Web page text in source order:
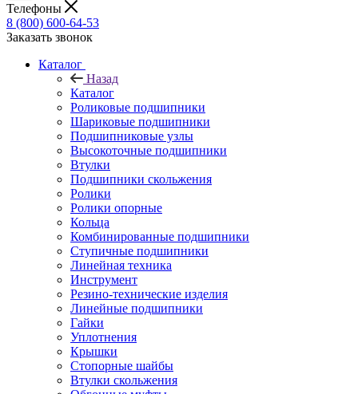
Телефоны
8 (800) 600-64-53
Заказать звонок
Каталог
Назад
Каталог
Роликовые подшипники
Шариковые подшипники
Подшипниковые узлы
Высокоточные подшипники
Втулки
Подшипники скольжения
Ролики
Ролики опорные
Кольца
Комбинированные подшипники
Ступичные подшипники
Линейная техника
Инструмент
Резино-технические изделия
Линейные подшипники
Гайки
Уплотнения
Крышки
Стопорные шайбы
Втулки скольжения